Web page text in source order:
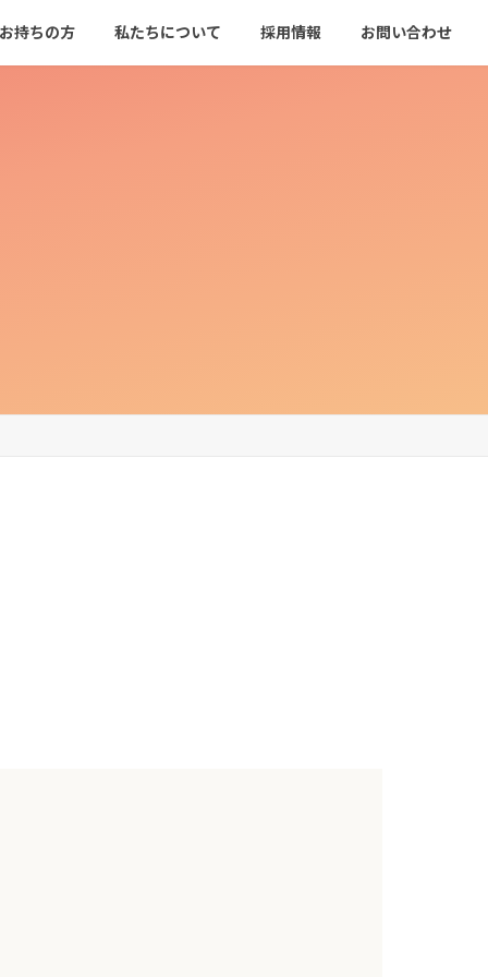
持ちの方 私たちについて 採用情報 お問い合わせ